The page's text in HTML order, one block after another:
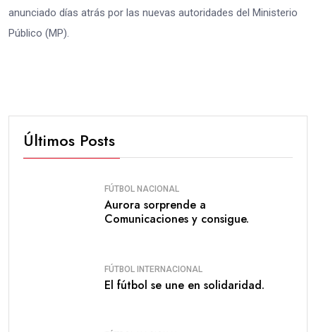
anunciado días atrás por las nuevas autoridades del Ministerio
Público (MP).
Últimos Posts
FÚTBOL NACIONAL
Aurora sorprende a
Comunicaciones y consigue.
FÚTBOL INTERNACIONAL
El fútbol se une en solidaridad.